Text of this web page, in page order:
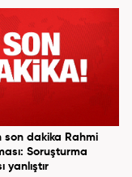
son dakika Rahmi
Soruşturma
yanlıştır